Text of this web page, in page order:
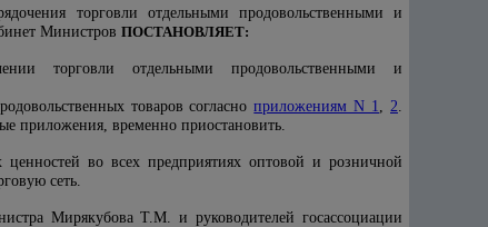
торговли отдельными продовольственными и
Министров ПОСТАНОВЛЯЕТ:
торговли отдельными продовольственными и
товаров согласноприложениям N 1,2.
приложения, временно приостановить.
ценностей во всех предприятиях оптовой и розничной
сеть.
Мирякубова Т.М. и руководителей госассоциации